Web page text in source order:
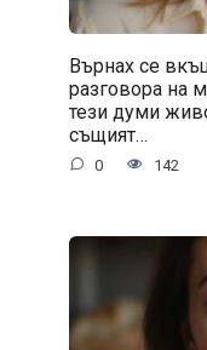
Върнах се
разговора на
тези думи
същият…
0 142